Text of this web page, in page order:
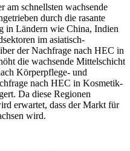
am schnellsten wachsende
durch die rasante
in Ländern wie China, Indien
im asiatisch-
der Nachfrage nach HEC in
die wachsende Mittelschicht
Körperpflege- und
nach HEC in Kosmetik-
Da diese Regionen
erwartet, dass der Markt für
wird.